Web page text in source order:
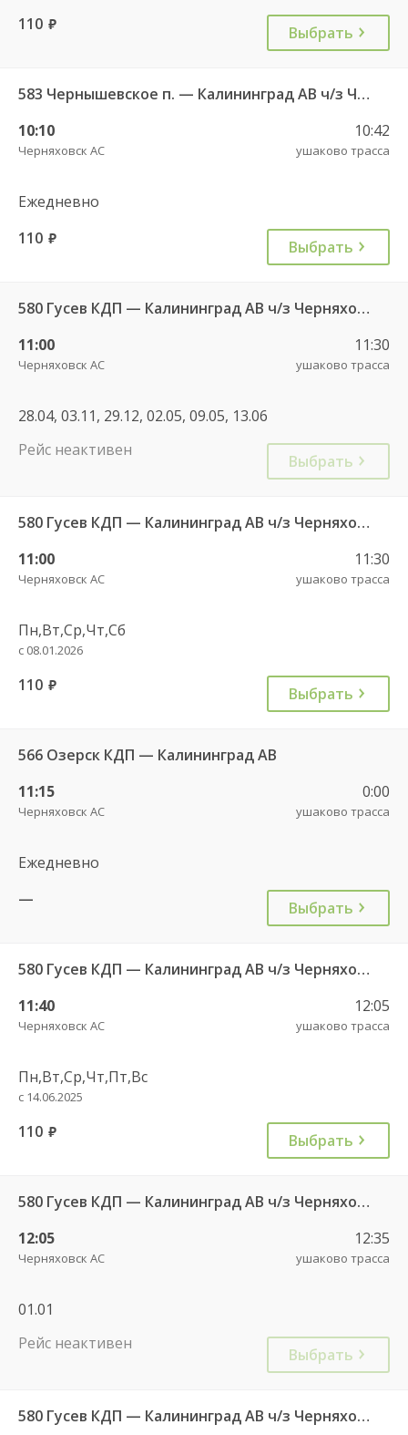
110 руб. Выбрать
583 Чернышевское п. — Калининград АВ ч/з Черняховск АС
10:10
Черняховск АС
10:42
ушаково трасса
Ежедневно
110 руб. Выбрать
580 Гусев КДП — Калининград АВ ч/з Черняховск АС
11:00
Черняховск АС
11:30
ушаково трасса
28.04, 03.11, 29.12, 02.05, 09.05, 13.06
Рейс неактивен
Выбрать
580 Гусев КДП — Калининград АВ ч/з Черняховск АС
11:00
Черняховск АС
11:30
ушаково трасса
Пн,Вт,Ср,Чт,Сб
с 08.01.2026
110 руб. Выбрать
566 Озерск КДП — Калининград АВ
11:15
Черняховск АС
0:00
ушаково трасса
Ежедневно
—
Выбрать
580 Гусев КДП — Калининград АВ ч/з Черняховск АС
11:40
Черняховск АС
12:05
ушаково трасса
Пн,Вт,Ср,Чт,Пт,Вс
с 14.06.2025
110 руб. Выбрать
580 Гусев КДП — Калининград АВ ч/з Черняховск АС
12:05
Черняховск АС
12:35
ушаково трасса
01.01
Рейс неактивен
Выбрать
580 Гусев КДП — Калининград АВ ч/з Черняховск АС